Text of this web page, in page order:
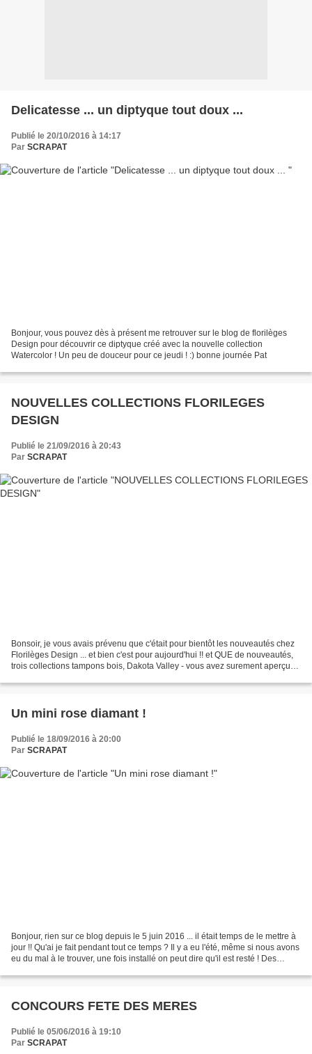
Delicatesse ... un diptyque tout doux ...
Publié le 20/10/2016 à 14:17
Par SCRAPAT
Bonjour, vous pouvez dès à présent me retrouver sur le blog de florilèges
Design pour découvrir ce diptyque créé avec la nouvelle collection
Watercolor ! Un peu de douceur pour ce jeudi ! :) bonne journée Pat
NOUVELLES COLLECTIONS FLORILEGES
DESIGN
Publié le 21/09/2016 à 20:43
Par SCRAPAT
Bonsoir, je vous avais prévenu que c'était pour bientôt les nouveautés chez
Florilèges Design ... et bien c'est pour aujourd'hui !! et QUE de nouveautés,
trois collections tampons bois, Dakota Valley - vous avez surement aperçu
Un mini rose diamant !
Publié le 18/09/2016 à 20:00
Par SCRAPAT
Bonjour, rien sur ce blog depuis le 5 juin 2016 ... il était temps de le mettre à
jour !! Qu'ai je fait pendant tout ce temps ? Il y a eu l'été, même si nous avons
eu du mal à le trouver, une fois installé on peut dire qu'il est resté ! Des
CONCOURS FETE DES MERES
Publié le 05/06/2016 à 19:10
Par SCRAPAT